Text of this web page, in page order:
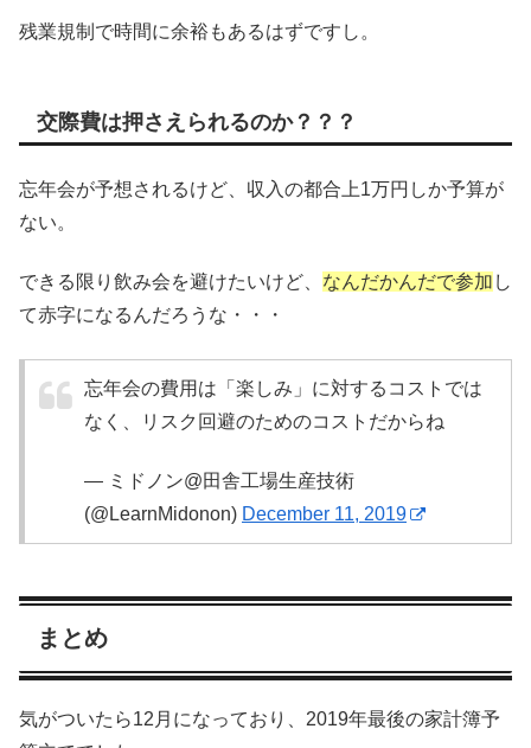
残業規制で時間に余裕もあるはずですし。
交際費は押さえられるのか？？？
忘年会が予想されるけど、収入の都合上1万円しか予算が
ない。
できる限り飲み会を避けたいけど、 なんだかんだで参加 し
て赤字になるんだろうな・・・
忘年会の費用は「楽しみ」に対するコストでは
なく、リスク回避のためのコストだからね
— ミドノン@田舎工場生産技術
(@LearnMidonon) December 11, 2019
まとめ
気がついたら12月になっており、2019年最後の家計簿予